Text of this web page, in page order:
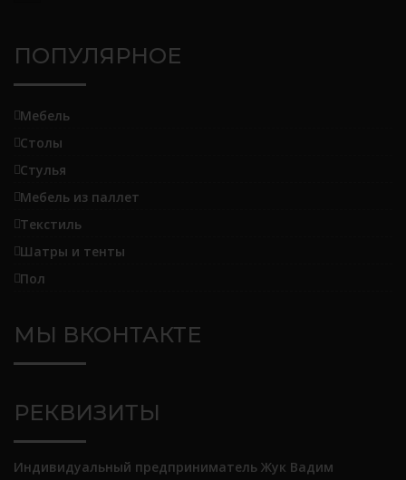
ПОПУЛЯРНОЕ
Мебель
Столы
Стулья
Мебель из паллет
Текстиль
Шатры и тенты
Пол
МЫ ВКОНТАКТЕ
РЕКВИЗИТЫ
Индивидуальный предприниматель Жук Вадим